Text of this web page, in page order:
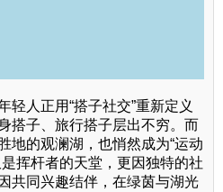
轻人正用“搭子社交”重新定义
子、旅行搭子层出不穷。而
地的观澜湖，也悄然成为“运动
挥杆者的天堂，更因独特的社
共同兴趣结伴，在绿茵与湖光